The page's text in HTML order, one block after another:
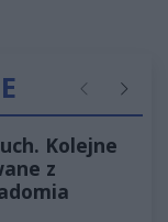
Poprzednie
Kolejne
z